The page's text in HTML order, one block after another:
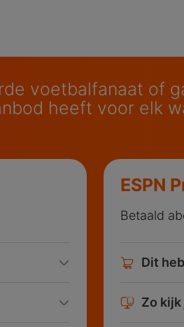
voetbalfanaat of
heeft voor elk
ESPN
Betaald
Dit
Zo